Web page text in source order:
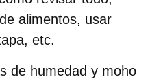
alimentos, usar
etc.
de humedad y moho